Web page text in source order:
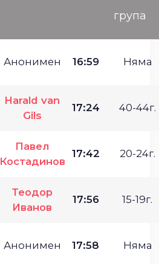
група
Анонимен 16:59 Няма
Harald van
Gils
17:24 40-44г.
Павел
Костадинов
17:42 20-24г.
Теодор
Иванов
17:56 15-19г.
Анонимен 17:58 Няма